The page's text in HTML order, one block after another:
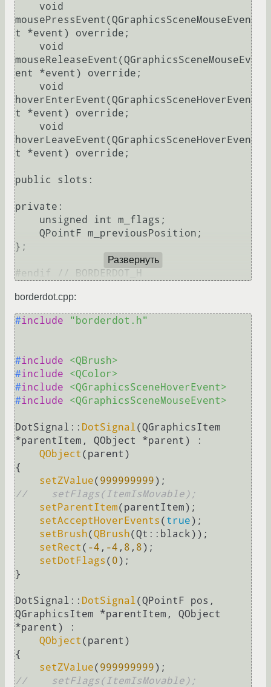
mousePressEvent(QGraphicsSceneMouseEven
t *event) override;
mouseReleaseEvent(QGraphicsSceneMouseEv
ent *event) override;
hoverEnterEvent(QGraphicsSceneHoverEven
t *event) override;
hoverLeaveEvent(QGraphicsSceneHoverEven
t *event) override;
public slots:
private:
};
Развернуть
borderdot.cpp:
#include "borderdot.h"
#include
<QBrush>
#include
<QColor>
#include
<QGraphicsSceneHoverEvent>
#include <QGraphicsSceneMouseEvent>
DotSignal:: DotSignal(QGraphicsItem
*parentItem, QObject *parent) :
QObject (parent)
{
setZValue( 999999999
//    setFlags(ItemIsMovable);
setParentItem(parentItem);
setAcceptHoverEvents ( true);
setBrush(QBrush(Qt::black));
setRect ( -4 , -4 , 8 , 8);
setDotFlags ( 0);
}
DotSignal:: DotSignal(QPointF pos,
QGraphicsItem *parentItem, QObject
*parent) :
QObject (parent)
{
setZValue( 999999999
//    setFlags(ItemIsMovable);